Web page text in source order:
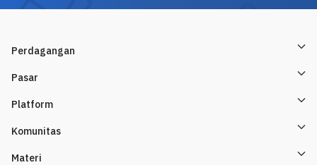
Perdagangan
Pasar
Platform
Komunitas
Materi